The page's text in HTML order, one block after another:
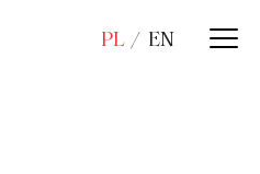
PL EN